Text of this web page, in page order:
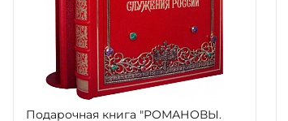
Подарочная книга "РОМАНОВЫ.